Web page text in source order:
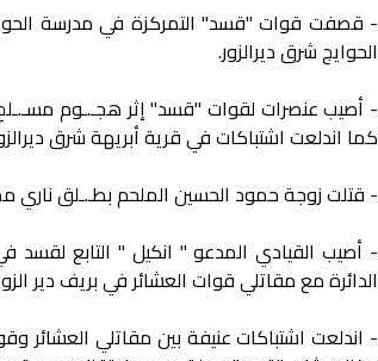
- قصفت قوات "قسد" التمركزة في مدرسة
الحوايج شرق ديرالزور.
- أصيب عنصرات لقوات "قسد" إثر هجـ.ـوم
كما اندلعت اشتباكات في قرية أبريهة شرق
- قتلت زوجة حمود الحسين الملحم بطـ.ـلق ناري
- أصيب القيادي المدعو " انكيل " التابع لقسد
الدائرة مع مقاتلي قوات العشائر في بريف دير
- اندلعت اشتباكات عنيفة بين مقاتلي العشائر